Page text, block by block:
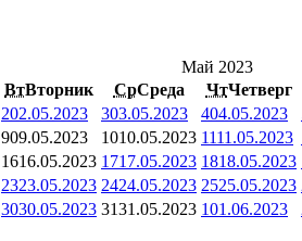
Май 2023
ВтВторник СрСреда ЧтЧетверг
202.05.2023 303.05.2023 404.05.2023
909.05.2023 1010.05.2023 1111.05.2023
1616.05.2023 1717.05.2023 1818.05.2023
2323.05.2023 2424.05.2023 2525.05.2023
3030.05.2023 3131.05.2023 101.06.2023